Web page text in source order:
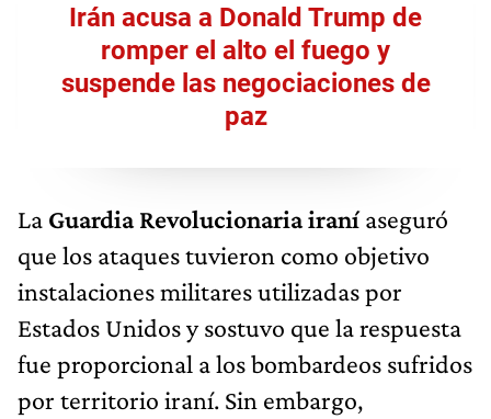
Irán acusa a Donald Trump de
romper el alto el fuego y
suspende las negociaciones de
paz
La Guardia Revolucionaria iraníaseguró
que los ataques tuvieron como objetivo
instalaciones militares utilizadas por
Estados Unidos y sostuvo que la respuesta
fue proporcional a los bombardeos sufridos
por territorio iraní. Sin embargo,